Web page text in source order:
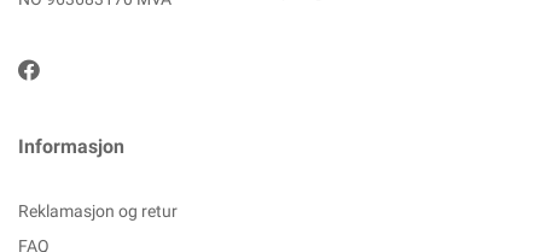
Informasjon
Reklamasjon og retur
FAQ